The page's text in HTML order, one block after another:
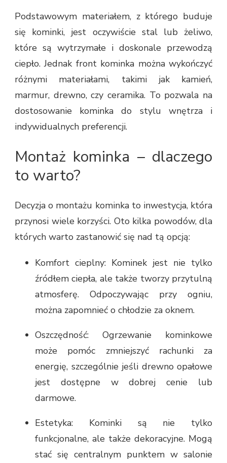
Podstawowym materiałem, z którego buduje
się kominki, jest oczywiście stal lub żeliwo,
które są wytrzymałe i doskonale przewodzą
ciepło. Jednak front kominka można wykończyć
różnymi materiałami, takimi jak kamień,
marmur, drewno, czy ceramika. To pozwala na
dostosowanie kominka do stylu wnętrza i
indywidualnych preferencji.
Montaż kominka – dlaczego
to warto?
Decyzja o montażu kominka to inwestycja, która
przynosi wiele korzyści. Oto kilka powodów, dla
których warto zastanowić się nad tą opcją:
Komfort cieplny: Kominek jest nie tylko
źródłem ciepła, ale także tworzy przytulną
atmosferę. Odpoczywając przy ogniu,
można zapomnieć o chłodzie za oknem.
Oszczędność: Ogrzewanie kominkowe
może pomóc zmniejszyć rachunki za
energię, szczególnie jeśli drewno opałowe
jest dostępne w dobrej cenie lub
darmowe.
Estetyka: Kominki są nie tylko
funkcjonalne, ale także dekoracyjne. Mogą
stać się centralnym punktem w salonie